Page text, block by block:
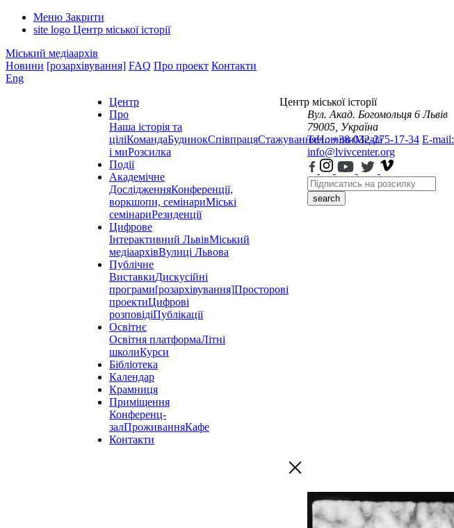
Меню Закрити
site logo Центр міської історії
Міський медіаархів
Новини [розархівування] FAQ Про проект Контакти
Eng
Центр
Про
Наша історія та
ціліКомандаБудинокСпівпрацяСтажуванняНовиниМедіа
і миРозсилка
Події
Академічне
ДослідженняКонференції,
воркшопи, семінариМіські
семінариРезиденції
Цифрове
Інтерактивний ЛьвівМіський
медіаархівВулиці Львова
Публічне
ВиставкиДискусійні
програми[розархівування]Просторові
проектиЦифрові
розповідіПублікації
Освітнє
Освітня платформаЛітні
школиКурси
Бібліотека
Календар
Крамниця
Приміщення
Конференц-
залПроживанняКафе
Контакти
Центр міської історії
Вул. Акад. Богомольця 6 Львів
79005, Україна
Тел.: +38-032-275-17-34 E-mail:
info@lvivcenter.org
search